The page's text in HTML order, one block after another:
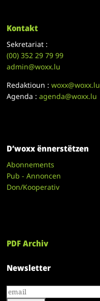
Kontakt
Sekretariat :
(00)352 29 79 99
admin@woxx.lu
Redaktioun :woxx@woxx.lu
Agenda :agenda@woxx.lu
D’woxx ënnerstëtzen
Abonnements
Pub - Annoncen
Don/Kooperativ
PDF Archiv
Newsletter